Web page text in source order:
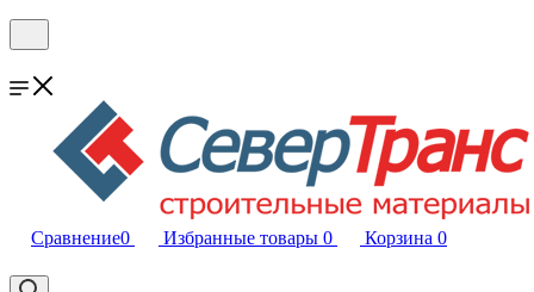
Сравнение0 Избранные товары 0 Корзина 0